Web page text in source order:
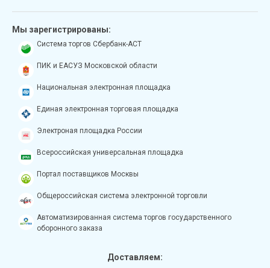
Мы зарегистрированы:
Система торгов Сбербанк-АСТ
ПИК и ЕАСУЗ Московской области
Национальная электронная площадка
Единая электронная торговая площадка
Электроная площадка России
Всероссийская универсальная площадка
Портал поставщиков Москвы
Общероссийская система электронной торговли
Автоматизированная система торгов государственного
оборонного заказа
Доставляем: